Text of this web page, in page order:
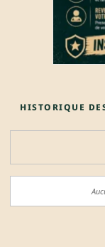
HISTORIQUE